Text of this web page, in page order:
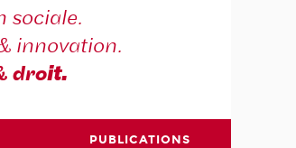
sociale.
innovation.
droit.
PUBLICATIONS